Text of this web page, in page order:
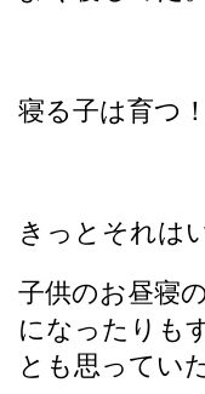
寝る子は育つ！
きっとそれは
子供のお昼寝
になったりも
とも思っていた